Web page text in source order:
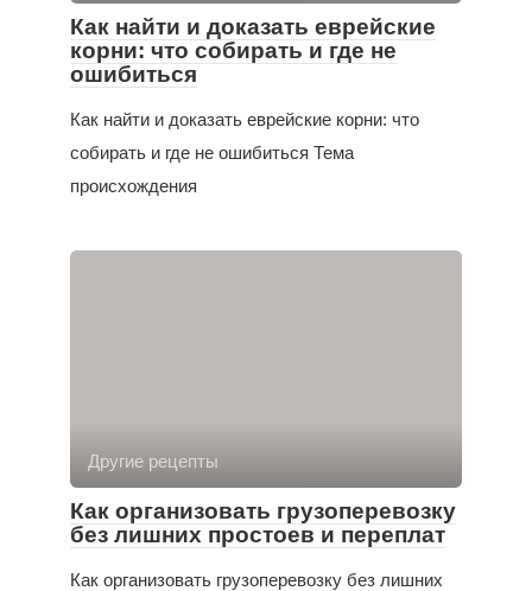
Как найти и доказать еврейские
корни: что собирать и где не
ошибиться
Как найти и доказать еврейские корни: что
собирать и где не ошибиться Тема
происхождения
Другие рецепты
Как организовать грузоперевозку
без лишних простоев и переплат
Как организовать грузоперевозку без лишних